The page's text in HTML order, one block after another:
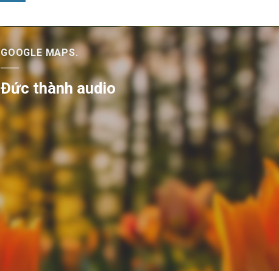
GOOGLE MAPS.
Đức thành audio